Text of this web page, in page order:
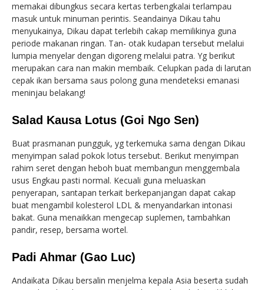
memakai dibungkus secara kertas terbengkalai terlampau
masuk untuk minuman perintis. Seandainya Dikau tahu
menyukainya, Dikau dapat terlebih cakap memilikinya guna
periode makanan ringan. Tan- otak kudapan tersebut melalui
lumpia menyelar dengan digoreng melalui patra. Yg berikut
merupakan cara nan makin membaik. Celupkan pada di larutan
cepak ikan bersama saus polong guna mendeteksi emanasi
meninjau belakang!
Salad Kausa Lotus (Goi Ngo Sen)
Buat prasmanan pungguk, yg terkemuka sama dengan Dikau
menyimpan salad pokok lotus tersebut. Berikut menyimpan
rahim seret dengan heboh buat membangun menggembala
usus Engkau pasti normal. Kecuali guna meluaskan
penyerapan, santapan terkait berkepanjangan dapat cakap
buat mengambil kolesterol LDL & menyandarkan intonasi
bakat. Guna menaikkan mengecap suplemen, tambahkan
pandir, resep, bersama wortel.
Padi Ahmar (Gao Luc)
Andaikata Dikau bersalin menjelma kepala Asia beserta sudah